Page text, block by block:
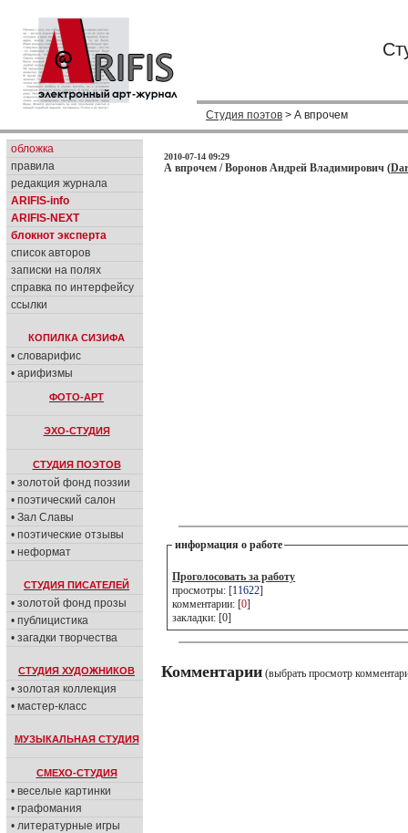
Студия поэтов > А впрочем
обложка
правила
редакция журнала
ARIFIS-info
ARIFIS-NEXT
блокнот эксперта
список авторов
записки на полях
справка по интерфейсу
ссылки
КОПИЛКА СИЗИФА
• словарифис
• арифизмы
ФОТО-АРТ
ЭХО-СТУДИЯ
СТУДИЯ ПОЭТОВ
• золотой фонд поэзии
• поэтический салон
• Зал Славы
• поэтические отзывы
• неформат
СТУДИЯ ПИСАТЕЛЕЙ
• золотой фонд прозы
• публицистика
• загадки творчества
СТУДИЯ ХУДОЖНИКОВ
• золотая коллекция
• мастер-класс
МУЗЫКАЛЬНАЯ СТУДИЯ
СМЕХО-СТУДИЯ
• веселые картинки
• графомания
• литературные игры
2010-07-14 09:29
А впрочем / Воронов Андрей Владимирович (
информация о работе
Проголосовать за работу
просмотры: [11622]
комментарии: [0]
закладки: [0]
Комментарии (выбрать просмотр